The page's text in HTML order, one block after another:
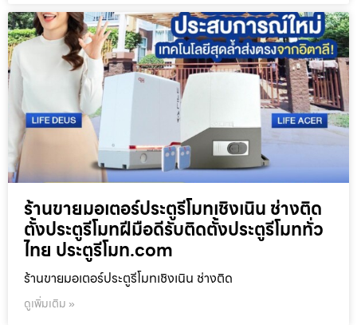
ร้านขายมอเตอร์ประตูรีโมทเชิงเนิน ช่างติด
ตั้งประตูรีโมทฝีมือดีรับติดตั้งประตูรีโมททั่ว
ไทย ประตูรีโมท.com
ร้านขายมอเตอร์ประตูรีโมทเชิงเนิน ช่างติด
ดูเพิ่มเติม »